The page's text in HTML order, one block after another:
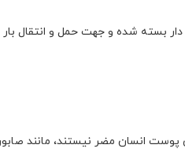
بسته شده و جهت حمل و انتقال بار و
پوست انسان مضر نیستند، مانند